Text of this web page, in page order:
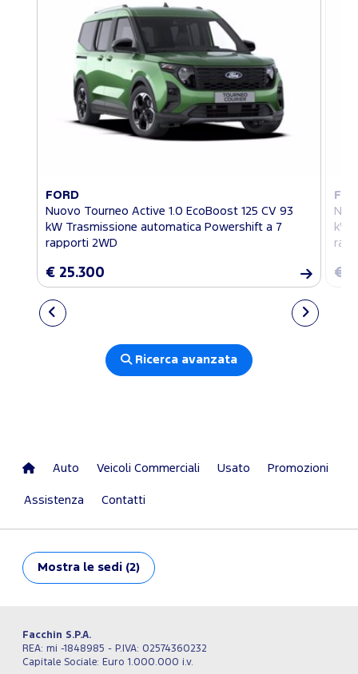
FORD
Nuovo Tourneo Active 1.0 EcoBoost 125 CV 93
kW Trasmissione automatica Powershift a 7
rapporti 2WD
€ 25.300
kW
€
Ricerca avanzata
Auto Veicoli Commerciali Usato Promozioni
Assistenza Contatti
Mostra le sedi (2)
Facchin S.P.A.
REA: mi -1848985 - P.IVA: 02574360232
Capitale Sociale: Euro 1.000.000 i.v.